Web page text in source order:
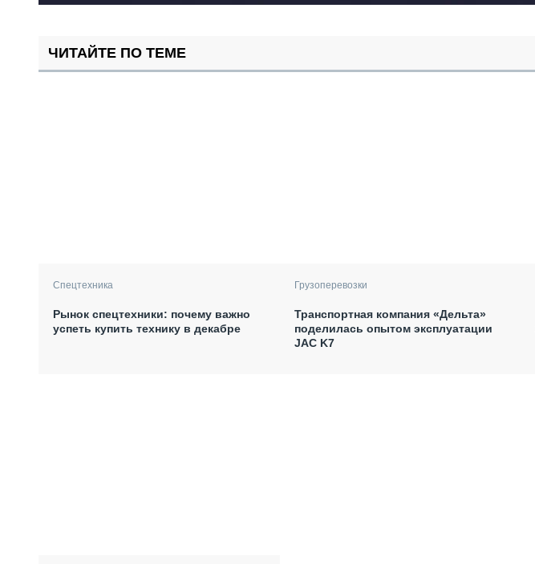
ЧИТАЙТЕ ПО ТЕМЕ
Спецтехника
Рынок спецтехники: почему важно
успеть купить технику в декабре
Грузоперевозки
Транспортная компания «Дельта»
поделилась опытом эксплуатации
JAC K7